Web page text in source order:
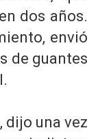
dos años.
envió
de guantes
dijo una vez